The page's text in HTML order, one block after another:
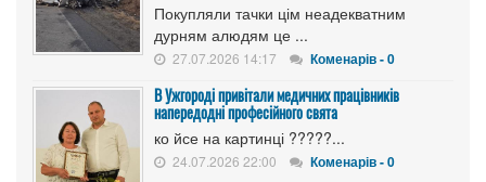
Покупляли тачки цім неадекватним
дурням алюдям це ...
27.07.2026 14:17 Коменарів - 0
В Ужгороді привітали медичних працівників
напередодні професійного свята
ко йсе на картинці ?????...
24.07.2026 22:00 Коменарів - 0